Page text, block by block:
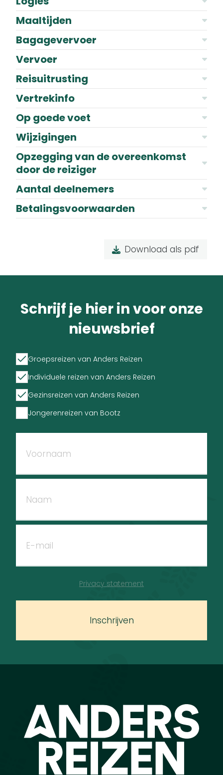
Maaltijden
Bagagevervoer
Vervoer
Reisuitrusting
Vertrekinfo
Op goede voet
Wijzigingen
Opzegging van de overeenkomst
door de reiziger
Aantal deelnemers
Betalingsvoorwaarden
Download als pdf
Schrijf je hier in voor onze
nieuwsbrief
Groepsreizen van Anders Reizen
Individuele reizen van Anders Reizen
Gezinsreizen van Anders Reizen
Jongerenreizen van Bootz
Inschrijven
Privacy statement